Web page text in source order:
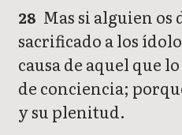
28 Mas si alguien os
sacrificado a los
causa de aquel que
de conciencia;
y su plenitud.